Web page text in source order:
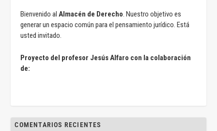
Bienvenido alAlmacén de Derecho. Nuestro objetivo es
generar un espacio común para el pensamiento jurídico. Está
usted invitado.
Proyecto del profesor Jesús Alfaro con la colaboración
de:
COMENTARIOS RECIENTES